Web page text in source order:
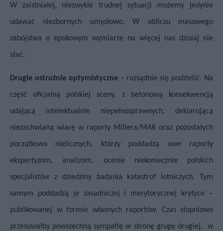
W zaistniałej, niezwykle trudnej sytuacji możemy jedynie
udawać niezbornych umysłowo. W obliczu masowego
zabójstwa o epokowym wymiarze na więcej nas dzisiaj nie
stać.
Drugie ostrożnie optymistyczne – rozsądnie się podzielić. Na
część oficjalną polskiej sceny, z betonową konsekwencją
udającą intelektualnie niepełnosprawnych, deklarującą
niezachwianą wiarę w raporty Millera/MAK oraz pozostałych
początkowo nielicznych, którzy poddadzą owe raporty
ekspertyzom, analizom, ocenie niekoniecznie polskich
specjalistów z dziedziny badania katastrof lotniczych. Tym
samym poddadzą je zasadniczej i merytorycznej krytyce –
publikowanej w formie własnych raportów. Czas stopniowo
przesuwałby powszechną sympatię w stronę grupy drugiej, w